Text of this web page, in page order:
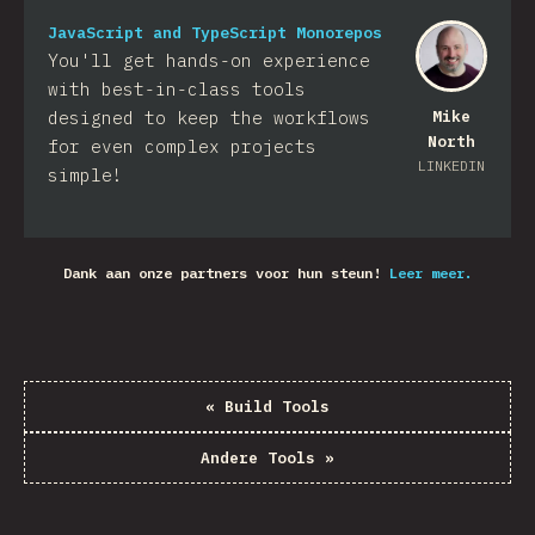
Mike
North
LINKEDIN
JavaScript and TypeScript Monorepos
You'll get hands-on experience
with best-in-class tools
designed to keep the workflows
for even complex projects
simple!
Dank aan onze partners voor hun steun! Leer meer.
« Build Tools
Andere Tools »